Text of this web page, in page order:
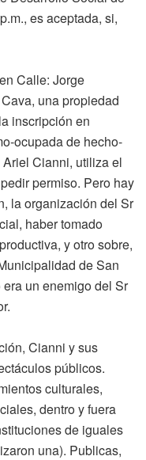
es aceptada, si,
Calle: Jorge
una propiedad
inscripción en
ocupada de hecho-
Cianni, utiliza el
permiso. Pero hay
la organización del Sr
haber tomado
y otro sobre,
de San
un enemigo del Sr
Cianni y sus
públicos.
culturales,
dentro y fuera
de iguales
una). Publicas,